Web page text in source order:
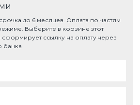
до 6 месяцев. Оплата по частям
Выберите в корзине этот
ссылку на оплату через
банка